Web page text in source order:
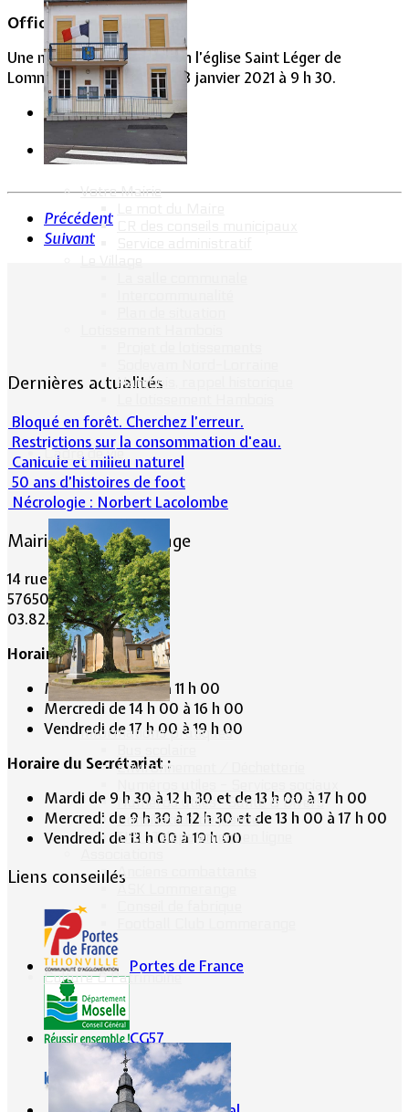
Votre Mairie
Hambois, rappel historique
Cadre de vie
Informations pratiques
Environnement / Déchetterie
Numéros utiles -Santé & Divers
Conciliateur de justice
TIPI : Télépaiement en ligne
Anciens combattants
ASK Lommerange
Culture & Patrimoine
Office religieux
Une messe sera célébrée en l’église Saint Léger de
Lommerange le dimanche 3 janvier 2021 à 9 h 30.
Précédent
Suivant
Dernières actualités
Bloqué en forêt. Cherchez l’erreur.
Restrictions sur la consommation d'eau.
Canicule et milieu naturel
50 ans d’histoires de foot
Nécrologie : Norbert Lacolombe
Mairie de Lommerange
14 rue Maréchal Joffre
57650 LOMMERANGE
03.82.84.81.48
Horaire de la Mairie:
Mardi de 10 h 00 à 11 h 00
Mercredi de 14 h 00 à 16 h 00
Vendredi de 17 h 00 à 19 h 00
Horaire du Secrétariat :
Mardi de 9 h 30 à 12 h 30 et de 13 h 00 à 17 h 00
Mercredi de 9 h 30 à 12 h 30 et de 13 h 00 à 17 h 00
Vendredi de 13 h 00 à 19 h 00
Liens conseillés
Portes de France
CG57